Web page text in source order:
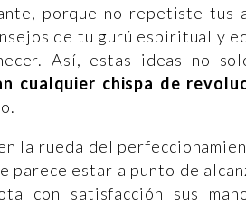
porque no repetiste tus
de tu gurú espiritual y
Así, estas ideas no
cualquier chispa de
la rueda del
parece estar a punto de
con satisfacción sus